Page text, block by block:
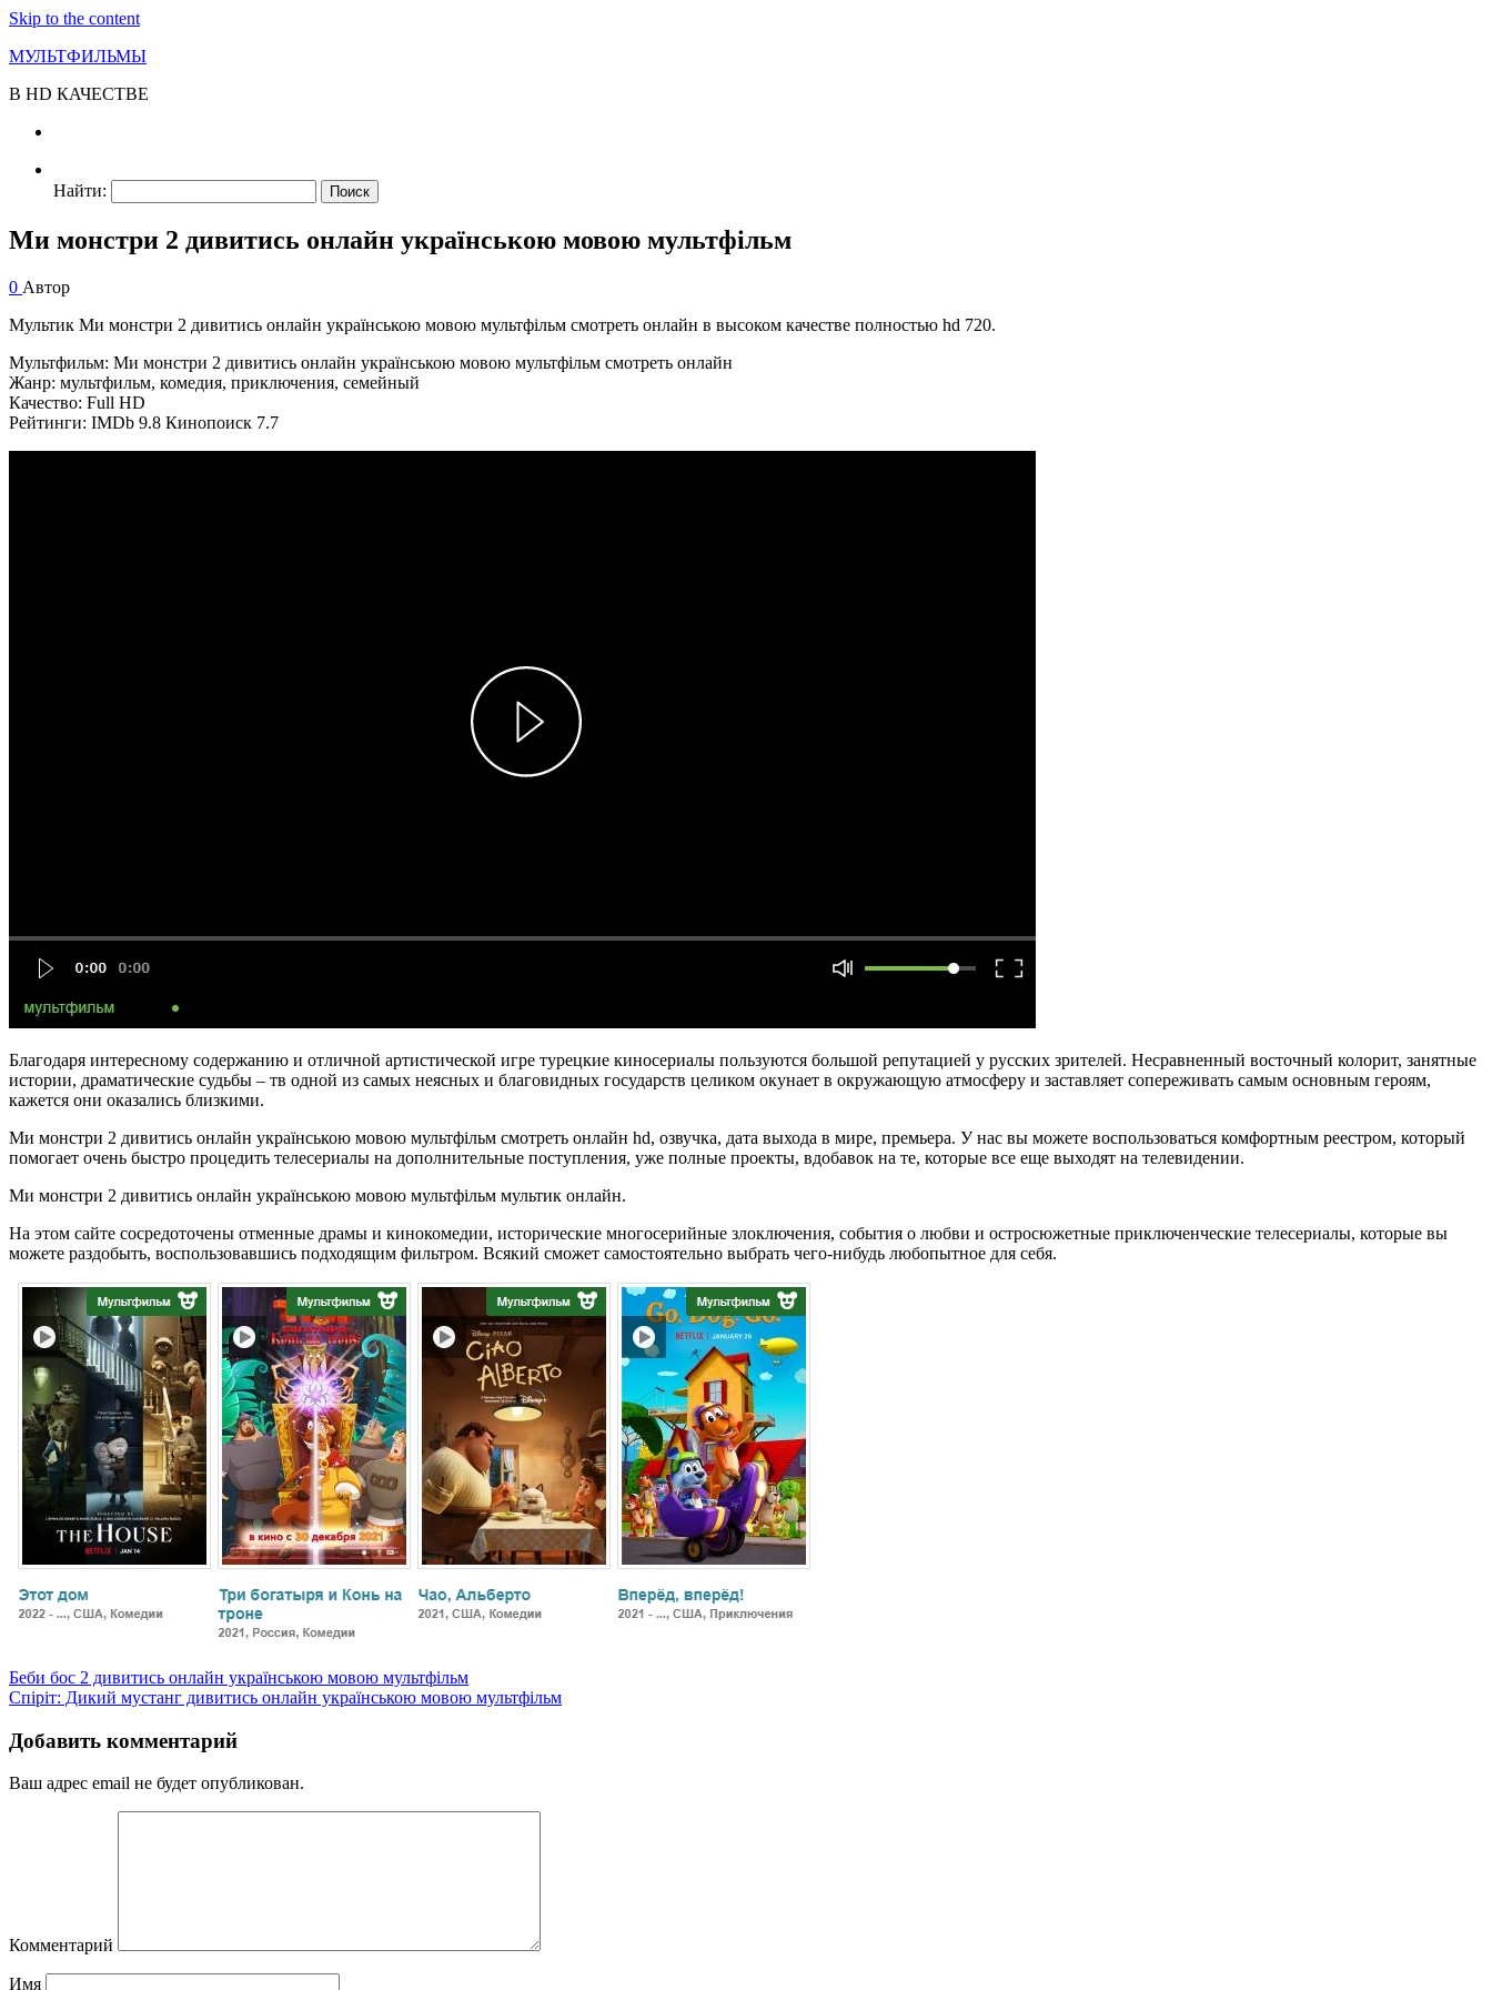
Skip to the content
МУЛЬТФИЛЬМЫ
В HD КАЧЕСТВЕ
Найти:
Ми монстри 2 дивитись онлайн українською мовою мультфільм
0 Автор
Мультик Ми монстри 2 дивитись онлайн українською мовою мультфільм смотреть онлайн в высоком качестве полностью hd 720.
Мультфильм: Ми монстри 2 дивитись онлайн українською мовою мультфільм смотреть онлайн
Жанр: мультфильм, комедия, приключения, семейный
Качество: Full HD
Рейтинги: IMDb 9.8 Кинопоиск 7.7
Благодаря интересному содержанию и отличной артистической игре турецкие киносериалы пользуются большой репутацией у русских зрителей. Несравненный восточный колорит, занятные
истории, драматические судьбы – тв одной из самых неясных и благовидных государств целиком окунает в окружающую атмосферу и заставляет сопереживать самым основным героям,
кажется они оказались близкими.
Ми монстри 2 дивитись онлайн українською мовою мультфільм смотреть онлайн hd, озвучка, дата выхода в мире, премьера. У нас вы можете воспользоваться комфортным реестром, который
помогает очень быстро процедить телесериалы на дополнительные поступления, уже полные проекты, вдобавок на те, которые все еще выходят на телевидении.
Ми монстри 2 дивитись онлайн українською мовою мультфільм мультик онлайн.
На этом сайте сосредоточены отменные драмы и кинокомедии, исторические многосерийные злоключения, события о любви и остросюжетные приключенческие телесериалы, которые вы
можете раздобыть, воспользовавшись подходящим фильтром. Всякий сможет самостоятельно выбрать чего-нибудь любопытное для себя.
Беби бос 2 дивитись онлайн українською мовою мультфільм
Спіріт: Дикий мустанг дивитись онлайн українською мовою мультфільм
Добавить комментарий
Ваш адрес email не будет опубликован.
Комментарий
Имя